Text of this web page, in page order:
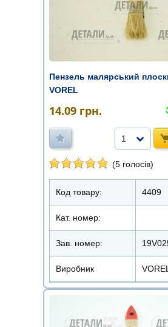
Пензель малярський
VOREL
14.09 грн.
1
(5 голосів)
Код товару: 4409
Кат. номер:
Зав. номер:
Виробник VOREL